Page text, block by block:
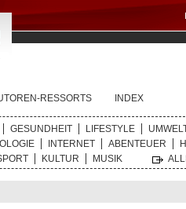
RESSORTS INDEX
GESUNDHEIT LIFESTYLE
INTERNET ABENTEUER
KULTUR MUSIK